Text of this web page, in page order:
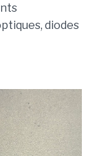
diodes